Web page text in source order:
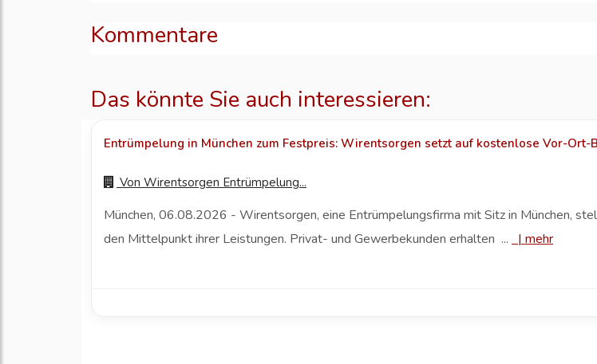
Kommentare
Das könnte Sie auch interessieren:
Entrümpelung in München zum Festpreis: Wirentsorgen setzt auf kostenlose Vor-Ort-
Von Wirentsorgen Entrümpelung...
München, 06.08.2026 - Wirentsorgen, eine Entrümpelungsfirma mit Sitz in München,
den Mittelpunkt ihrer Leistungen. Privat- und Gewerbekunden erhalten ... |mehr